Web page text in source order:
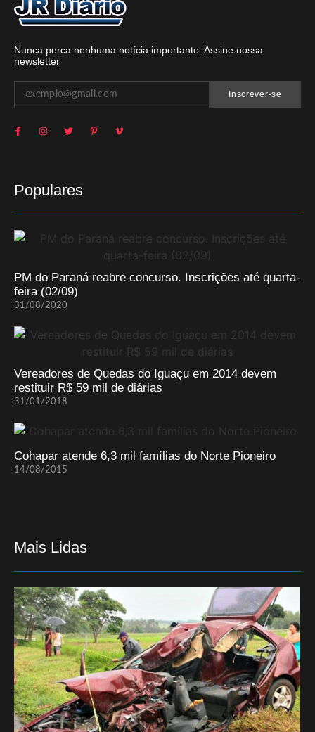
Nunca perca nenhuma notícia importante. Assine nossa
newsletter
Inscrever-se
Populares
PM do Paraná reabre concurso. Inscrições até quarta-
feira (02/09)
31/08/2020
Vereadores de Quedas do Iguaçu em 2014 devem
restituir R$ 59 mil de diárias
31/01/2018
Cohapar atende 6,3 mil famílias do Norte Pioneiro
14/08/2015
Mais Lidas